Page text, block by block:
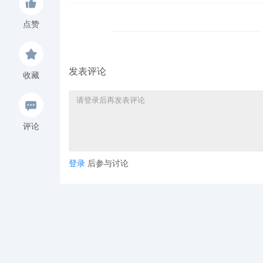
点赞
收藏
评论
发表评论
登录 后参与讨论